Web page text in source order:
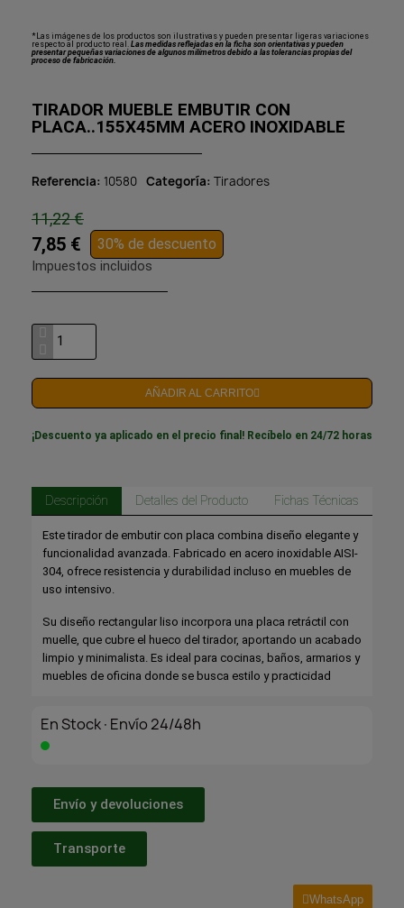
*Las imágenes de los productos son ilustrativas y pueden presentar ligeras variaciones
respecto al producto real. Las medidas reflejadas en la ficha son orientativas y pueden
presentar pequeñas variaciones de algunos milímetros debido a las tolerancias propias del
proceso de fabricación.
TIRADOR MUEBLE EMBUTIR CON
PLACA..155X45MM ACERO INOXIDABLE
Referencia 10580 Categoría Tiradores
11,22 €
7,85 € 30% de descuento
Impuestos incluidos
AÑADIR AL CARRITO
¡Descuento ya aplicado en el precio final! Recíbelo en 24/72 horas
Descripción Detalles del Producto Fichas Técnicas
Este tirador de embutir con placa combina diseño elegante y
funcionalidad avanzada. Fabricado en acero inoxidable AISI-
304, ofrece resistencia y durabilidad incluso en muebles de
uso intensivo.
Su diseño rectangular liso incorpora una placa retráctil con
muelle, que cubre el hueco del tirador, aportando un acabado
limpio y minimalista. Es ideal para cocinas, baños, armarios y
muebles de oficina donde se busca estilo y practicidad
En Stock·Envío 24/48h
Envío y devoluciones
Transporte
WhatsApp